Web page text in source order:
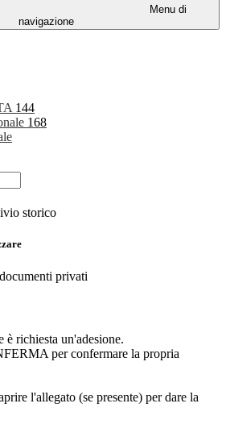
Menu di
navigazione
144
168
storico
privati
è richiesta un'adesione.
per confermare la propria
l'allegato (se presente) per dare la